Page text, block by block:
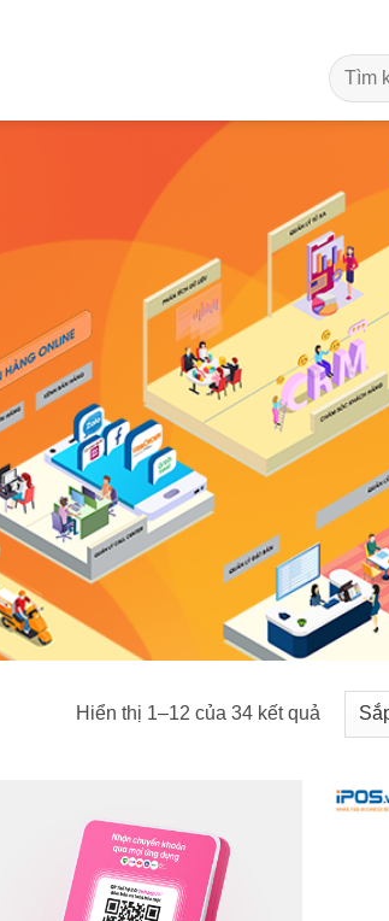
Tìm
kiếm:
Hiển thị 1–12 của 34 kết quảĐã
sắp
theo